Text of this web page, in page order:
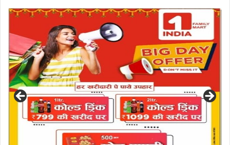
at
A
p
p
c
e
b
o
o
k
itt
er
ai
l
ar
e